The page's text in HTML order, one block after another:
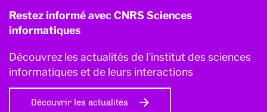
Restez informé avec CNRS Sciences
informatiques
Découvrez les actualités de l’institut des sciences
informatiques et de leurs interactions
Découvrir les actualités